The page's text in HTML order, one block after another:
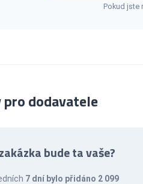
Pokud jste
pro dodavatele
bude ta vaše?
7 dní bylo přidáno 2 099